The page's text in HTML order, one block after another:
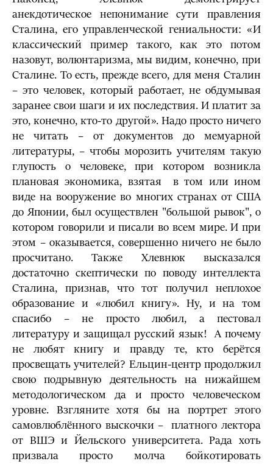
анекдотическое непонимание сути правления
Сталина, его управленческой гениальности: «И
классический пример такого, как это потом
назовут, волюнтаризма, мы видим, конечно, при
Сталине. То есть, прежде всего, для меня Сталин
– это человек, который работает, не обдумывая
заранее свои шаги и их последствия. И платит за
это, конечно, кто-то другой». Надо просто ничего
не читать – от документов до мемуарной
литературы, – чтобы морозить учителям такую
глупость о человеке, при котором возникла
плановая экономика, взятая в том или ином
виде на вооружение во многих странах от США
до Японии, был осуществлен "большой рывок", о
котором говорили и писали во всем мире. И при
этом – оказывается, совершенно ничего не было
просчитано. Также Хлевнюк высказался
достаточно скептически по поводу интеллекта
Сталина, признав, что тот получил неплохое
образование и «любил книгу». Ну, и на том
спасибо – не просто любил, а пестовал
литературу и защищал русский язык! А почему
не любят книгу и правду те, кто берётся
просвещать учителей? Ельцин-центр продолжил
свою подрывную деятельность на нижайшем
методологическом да и просто человеческом
уровне. Взгляните хотя бы на портрет этого
самовлюблённого выскочки – платного лектора
от ВШЭ и Йельского университета. Рада хоть
призвала просто молча бойкотировать